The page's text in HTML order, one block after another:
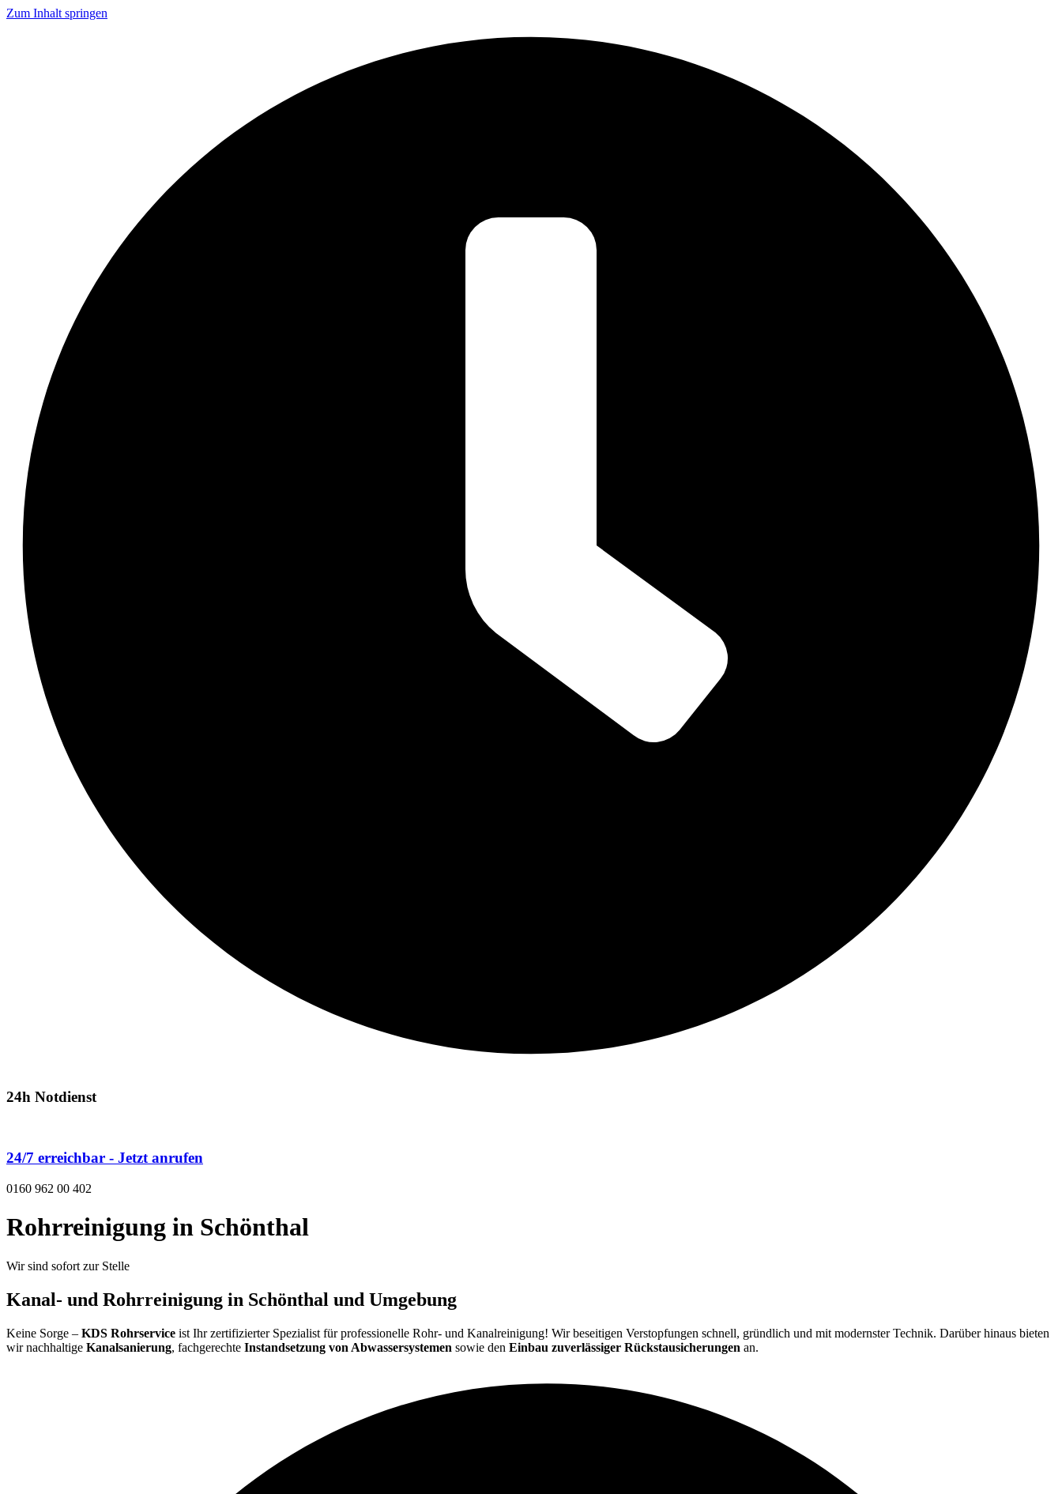
Zum Inhalt springen
24h Notdienst
24/7 erreichbar - Jetzt anrufen
0160 962 00 402
Rohrreinigung in Schönthal
Wir sind sofort zur Stelle
Kanal- und Rohrreinigung in Schönthal und Umgebung
Keine Sorge – KDS Rohrservice ist Ihr zertifizierter Spezialist für professionelle Rohr- und Kanalreinigung! Wir beseitigen Verstopfungen schnell, gründlich und mit modernster Technik. Darüber hinaus bieten
wir nachhaltige Kanalsanierung, fachgerechte Instandsetzung von Abwassersystemen sowie den Einbau zuverlässiger Rückstausicherungen an.